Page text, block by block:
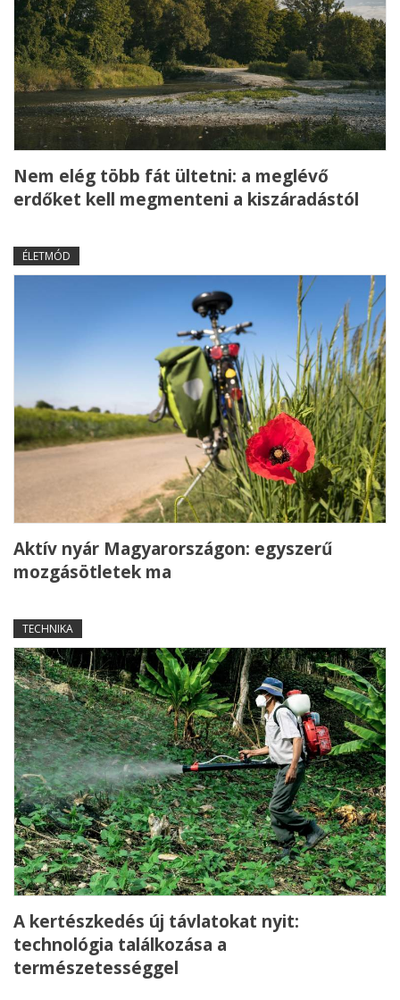
Nem elég több fát ültetni: a meglévő
erdőket kell megmenteni a kiszáradástól
ÉLETMÓD
Aktív nyár Magyarországon: egyszerű
mozgásötletek ma
TECHNIKA
A kertészkedés új távlatokat nyit:
technológia találkozása a
természetességgel